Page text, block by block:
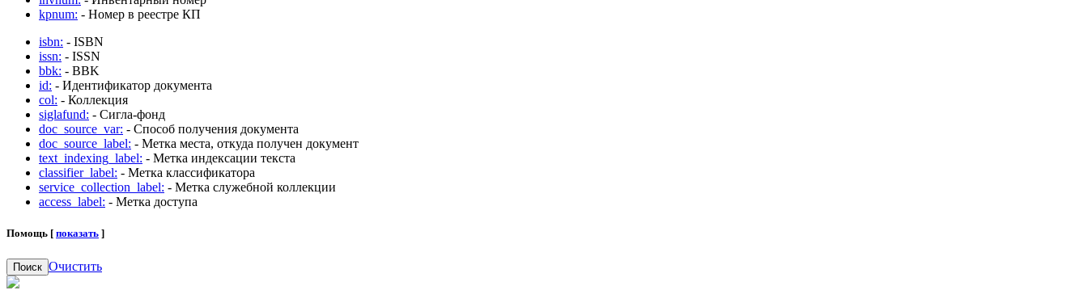
kpnum: - Номер в реестре КП
isbn: - ISBN
issn: - ISSN
bbk: - BBK
id: - Идентификатор документа
col: - Коллекция
siglafund: - Сигла-фонд
doc_source_var: - Способ получения документа
doc_source_label: - Метка места, откуда получен документ
text_indexing_label: - Метка индексации текста
classifier_label: - Метка классификатора
service_collection_label: - Метка служебной коллекции
access_label: - Метка доступа
Помощь [ показать ]
Поиск Очистить